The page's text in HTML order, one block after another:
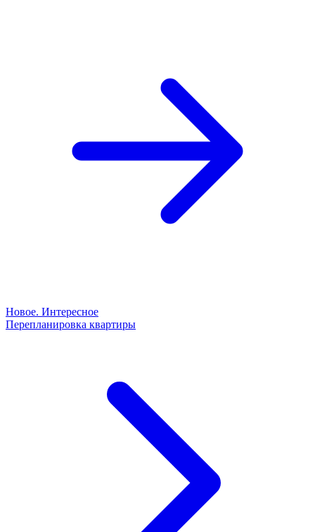
Новое. Интересное
Перепланировка квартиры